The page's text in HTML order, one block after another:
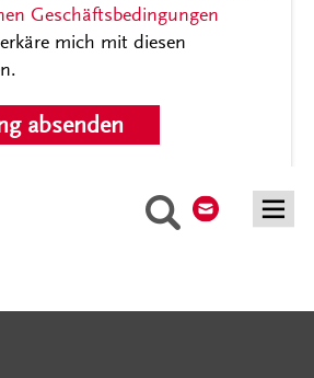
Suche
Geschäftsbedingungen